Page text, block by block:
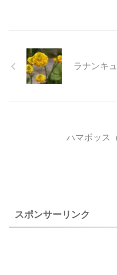
ンボ ...
す。庭植、鉢植えなどに好ま
れています。 害虫も少ないで
すが、カイガラムシ、アブラ
上のマユミ（真弓）は、自宅
ミ ...
ラナンキ
ハマボッス
スポンサーリンク